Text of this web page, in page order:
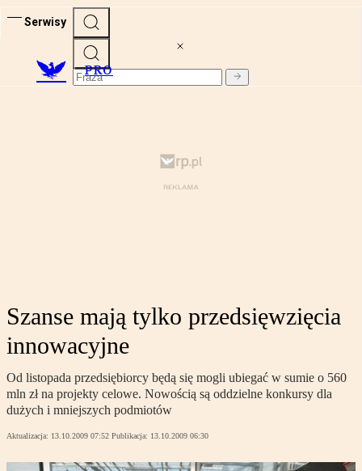
Serwisy
PRO
Szanse mają tylko przedsięwzięcia
innowacyjne
Od listopada przedsiębiorcy będą się mogli ubiegać w sumie o 560
mln zł na projekty celowe. Nowością są oddzielne konkursy dla
dużych i mniejszych podmiotów
Aktualizacja: 13.10.2009 07:52 Publikacja: 13.10.2009 06:30